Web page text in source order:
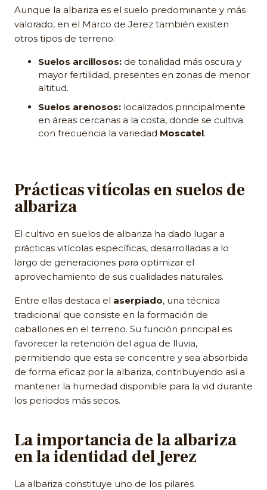
Aunque la albariza es el suelo predominante y más
valorado, en el Marco de Jerez también existen
otros tipos de terreno:
Suelos arcillosos: de tonalidad más oscura y
mayor fertilidad, presentes en zonas de menor
altitud.
Suelos arenosos: localizados principalmente
en áreas cercanas a la costa, donde se cultiva
con frecuencia la variedad Moscatel.
Prácticas vitícolas en suelos de
albariza
El cultivo en suelos de albariza ha dado lugar a
prácticas vitícolas específicas, desarrolladas a lo
largo de generaciones para optimizar el
aprovechamiento de sus cualidades naturales.
Entre ellas destaca el aserpiado, una técnica
tradicional que consiste en la formación de
caballones en el terreno. Su función principal es
favorecer la retención del agua de lluvia,
permitiendo que esta se concentre y sea absorbida
de forma eficaz por la albariza, contribuyendo así a
mantener la humedad disponible para la vid durante
los periodos más secos.
La importancia de la albariza
en la identidad del Jerez
La albariza constituye uno de los pilares